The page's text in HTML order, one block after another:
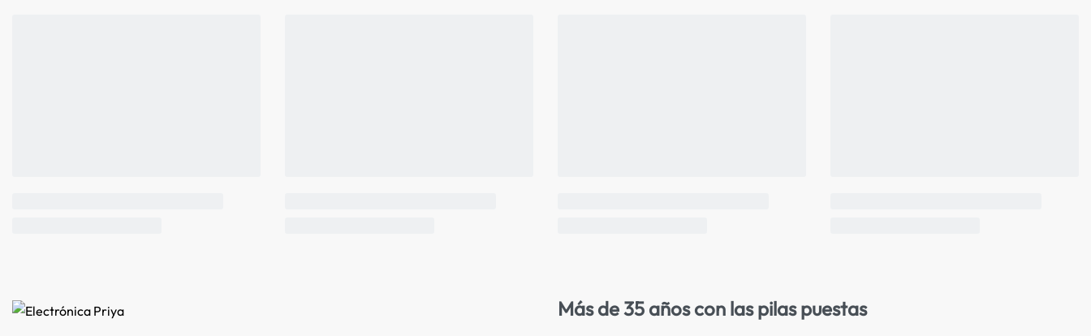
Más de 35 años con las pilas puestas